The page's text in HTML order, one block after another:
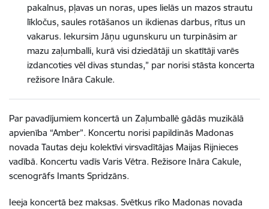
pakalnus, pļavas un noras, upes lielās un mazos strautu
līkločus, saules rotāšanos un ikdienas darbus, rītus un
vakarus. Iekursim Jāņu ugunskuru un turpināsim ar
mazu zaļumballi, kurā visi dziedātāji un skatītāji varēs
izdancoties vēl divas stundas,” par norisi stāsta koncerta
režisore Ināra Cakule.
Par pavadījumiem koncertā un Zaļumballē gādās muzikālā
apvienība “Amber”. Koncertu norisi papildinās Madonas
novada Tautas deju kolektīvi virsvadītājas Maijas Rijnieces
vadībā. Koncertu vadīs Varis Vētra. Režisore Ināra Cakule,
scenogrāfs Imants Spridzāns.
Ieeja koncertā bez maksas. Svētkus rīko Madonas novada